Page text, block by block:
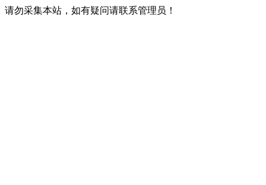
请勿采集本站，如有疑问请联系管理员！